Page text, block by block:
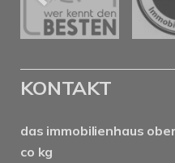
KONTAKT
das immobilienhaus
co kg